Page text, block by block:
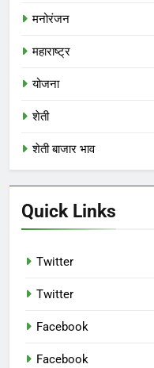
मनोरंजन
महाराष्ट्र
योजना
शेती
शेती बाजार भाव
Quick Links
Twitter
Twitter
Facebook
Facebook